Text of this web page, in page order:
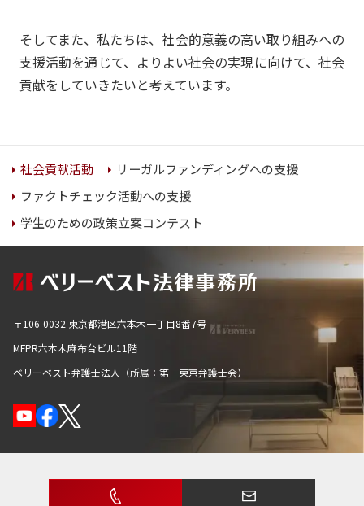
そしてまた、私たちは、社会的意義の高い取り組みへの
支援活動を通じて、よりよい社会の実現に向けて、社会
貢献をしていきたいと考えています。
社会貢献活動 リーガルファンディングへの支援
ファクトチェック活動への支援
学生のための政策立案コンテスト
〒106-0032 東京都港区六本木一丁目8番7号
MFPR六本木麻布台ビル11階
ベリーベスト弁護士法人（所属：第一東京弁護士会）